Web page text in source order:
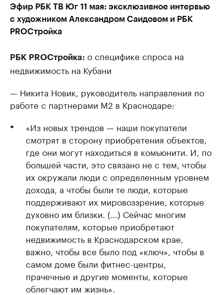
Эфир РБК ТВ Юг 11 мая: эксклюзивное интервью
с художником Александром Саидовом и РБК
PROСтройка
РБК PROСтройка: о специфике спроса на
недвижимость на Кубани
— Никита Новик, руководитель направления по
работе с партнерами М2 в Краснодаре:
«Из новых трендов — наши покупатели
смотрят в сторону приобретения объектов,
где они могут находиться в комьюнити. И, по
большей части, это связано не с тем, чтобы
их окружали люди с определенным уровнем
дохода, а чтобы были те люди, которые
поддерживают их мировоззрение, которые
духовно им близки. (…) Сейчас многим
покупателям, которые приобретают
недвижимость в Краснодарском крае,
важно, чтобы все было под «ключ», чтобы в
самом доме были фитнес-центры,
прачечные и другие моменты, которые
облегчают им жизнь».